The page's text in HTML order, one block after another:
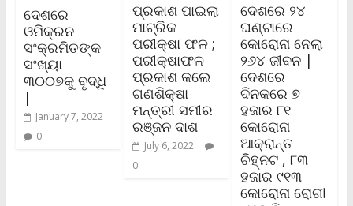
ଦେଶରେ
ଓମିକ୍ରନ
ସଂକ୍ରମିତଙ୍କ
ସଂଖ୍ୟା
୩୦୦୭କୁ ବୃଦ୍ଧି
|
January 7, 2022
0
ପ୍ରକାଶ ପାଇଲା
ମାଟ୍ରିକ
ପରୀକ୍ଷା ଫଳ ;
ପରୀକ୍ଷାଫଳ
ପ୍ରକାଶ କଲେ
ଗଣଶିକ୍ଷା
ମନ୍ତ୍ରୀ ସମୀର
ରଞ୍ଜନ ଦାଶ
July 6, 2022
0
ଦେଶରେ ୨୪
ଘଣ୍ଟାରେ
କୋରୋନା ନେଲା
୨୬୪ ଜୀବନ |
ଦେଶରେ
ଦିନକରେ ୭
ହଜାର ୮୧
କୋରୋନା
ଆକ୍ରାନ୍ତ
ଚିହ୍ନଟ , ୮୩
ହଜାର ୯୧୩
କୋରୋନା ରୋଗୀ